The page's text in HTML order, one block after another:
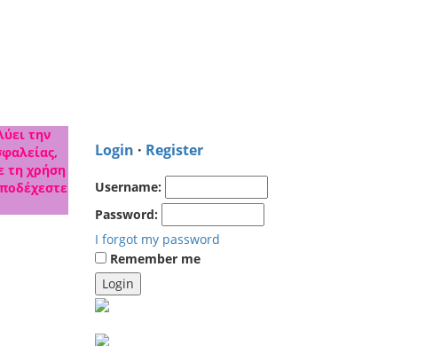
την
τη χρήση
Login · Register
Username:
Password:
I forgot my password
Remember me